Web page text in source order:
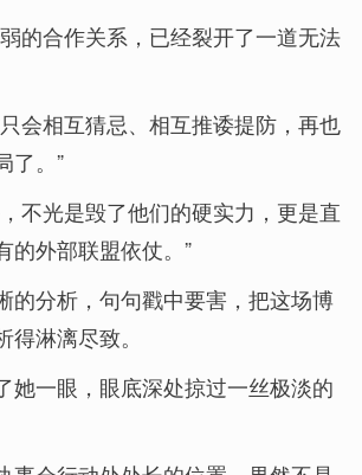
的合作关系，已经裂开了一道无法
会相互猜忌、相互推诿提防，再也
了。”
不光是毁了他们的硬实力，更是直
的外部联盟依仗。”
的分析，句句戳中要害，把这场博
淋漓尽致。
她一眼，眼底深处掠过一丝极淡的